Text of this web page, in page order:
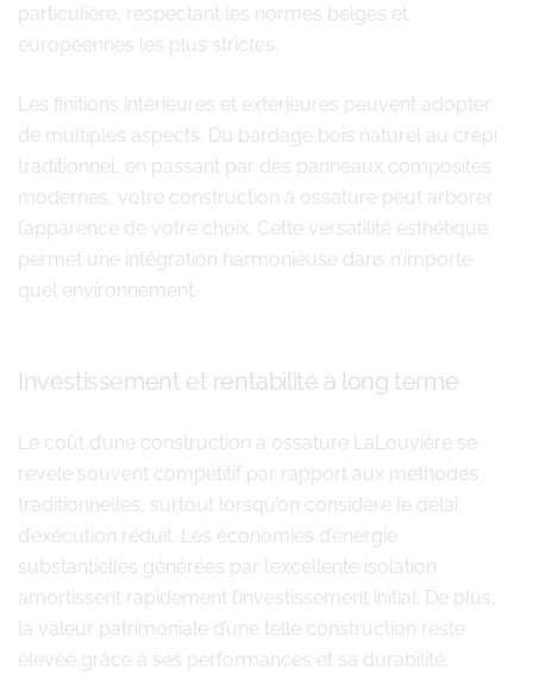
particulière, respectant les normes belges et
européennes les plus strictes.
Les finitions intérieures et extérieures peuvent adopter
de multiples aspects. Du bardage bois naturel au crépi
traditionnel, en passant par des panneaux composites
modernes, votre construction à ossature peut arborer
l’apparence de votre choix. Cette versatilité esthétique
permet une intégration harmonieuse dans n’importe
quel environnement.
Investissement et rentabilité à long terme
Le coût d’une construction à ossature LaLouvière se
révèle souvent compétitif par rapport aux méthodes
traditionnelles, surtout lorsqu’on considère le délai
d’exécution réduit. Les économies d’énergie
substantielles générées par l’excellente isolation
amortissent rapidement l’investissement initial. De plus,
la valeur patrimoniale d’une telle construction reste
élevée grâce à ses performances et sa durabilité.